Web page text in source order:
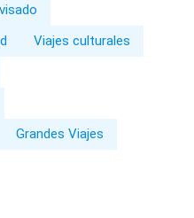
Viajes culturales
Grandes Viajes